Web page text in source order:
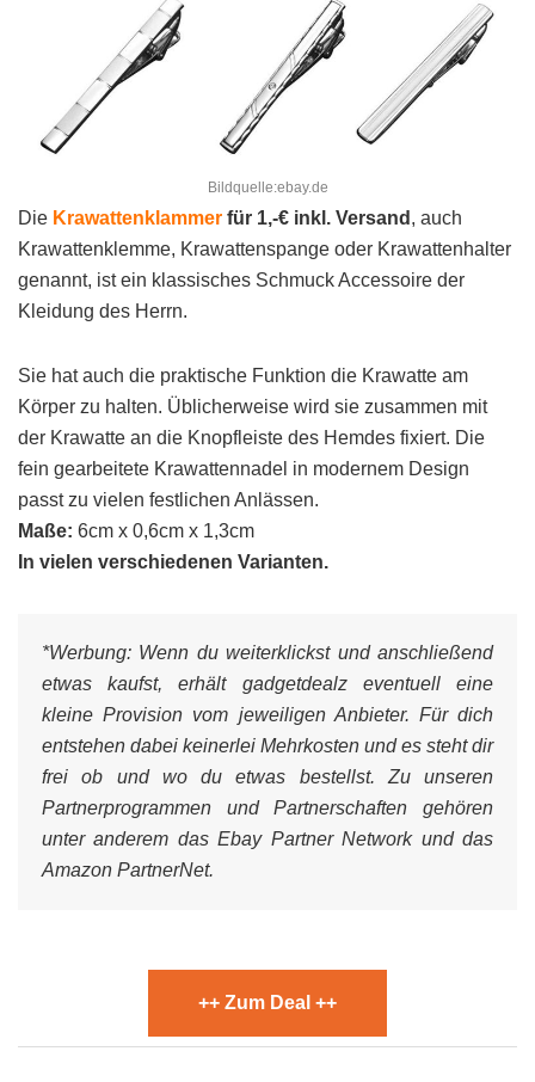
Bildquelle:ebay.de
Die Krawattenklammer für 1,-€ inkl. Versand , auch
Krawattenklemme, Krawattenspange oder Krawattenhalter
genannt, ist ein klassisches Schmuck Accessoire der
Kleidung des Herrn.
Sie hat auch die praktische Funktion die Krawatte am
Körper zu halten. Üblicherweise wird sie zusammen mit
der Krawatte an die Knopfleiste des Hemdes fixiert. Die
fein gearbeitete Krawattennadel in modernem Design
passt zu vielen festlichen Anlässen.
Maße: 6cm x 0,6cm x 1,3cm
In vielen verschiedenen Varianten.
*Werbung: Wenn du weiterklickst und anschließend
etwas kaufst, erhält gadgetdealz eventuell eine
kleine Provision vom jeweiligen Anbieter. Für dich
entstehen dabei keinerlei Mehrkosten und es steht dir
frei ob und wo du etwas bestellst. Zu unseren
Partnerprogrammen und Partnerschaften gehören
unter anderem das Ebay Partner Network und das
Amazon PartnerNet.
++ Zum Deal ++